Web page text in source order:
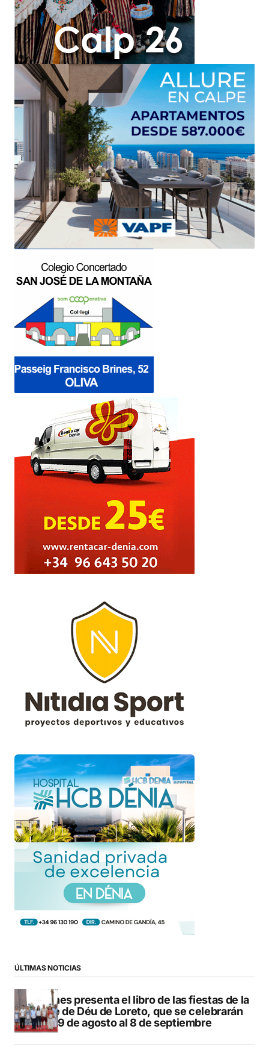
ÚLTIMAS NOTICIAS
Duanes presenta el libro de las fiestas de la
Mare de Déu de Loreto, que se celebrarán
del 29 de agosto al 8 de septiembre